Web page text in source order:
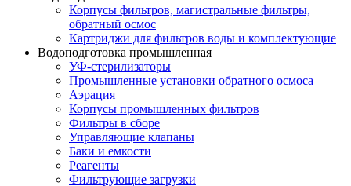
Корпусы фильтров, магистральные фильтры,
обратный осмос
Картриджи для фильтров воды и комплектующие
Водоподготовка промышленная
УФ-стерилизаторы
Промышленные установки обратного осмоса
Аэрация
Корпусы промышленных фильтров
Фильтры в сборе
Управляющие клапаны
Баки и емкости
Реагенты
Фильтрующие загрузки